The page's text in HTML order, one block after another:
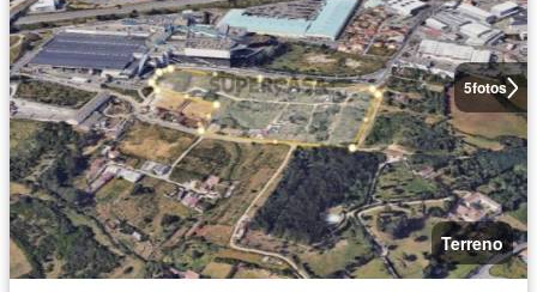
5fotos
Terreno